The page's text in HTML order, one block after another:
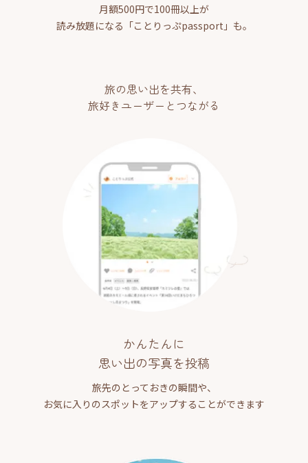
月額500円で100冊以上が
読み放題になる「ことりっぷpassport」も。
旅の思い出を共有、
旅好きユーザーとつながる
かんたんに
思い出の写真を投稿
旅先のとっておきの瞬間や、
お気に入りのスポットをアップすることができます